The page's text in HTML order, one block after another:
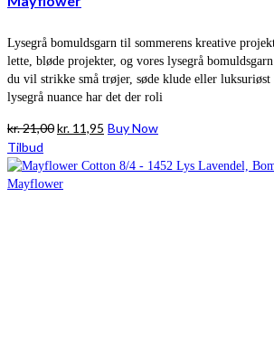
Lysegrå bomuldsgarn til sommerens kreative
lette, bløde projekter, og vores lysegrå
du vil strikke små trøjer, søde klude eller
lysegrå nuance har det der roli
kr.21,00Den
pris
var:
kr. 11,95 Den
pris
Buy Now
Tilbud